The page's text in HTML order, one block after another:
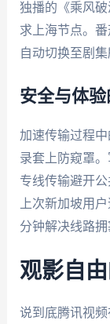
独播的《乘风
求上海节点。
自动切换至剧集
安全与体
加速传输过程
录套上防窥罩。
专线传输避开
上次新加坡用
分钟解决线路拥
观影自
说到底腾讯视